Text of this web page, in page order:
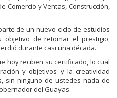
Comercio y Ventas, Construcción,
de un nuevo ciclo de estudios
objetivo de retomar el prestigio,
durante casi una década.
hoy reciben su certificado, lo cual
y objetivos y la creatividad
sin ninguno de ustedes nada de
del Guayas.